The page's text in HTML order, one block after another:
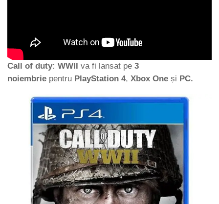
Call of duty: WWII va fi lansat pe 3
noiembrie pentru PlayStation 4, Xbox One și PC.